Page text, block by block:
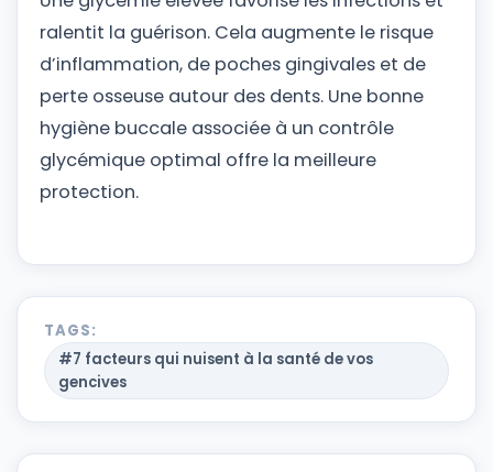
ralentit la guérison. Cela augmente le risque
d’inflammation, de poches gingivales et de
perte osseuse autour des dents. Une bonne
hygiène buccale associée à un contrôle
glycémique optimal offre la meilleure
protection.
TAGS:
#7 facteurs qui nuisent à la santé de vos
gencives